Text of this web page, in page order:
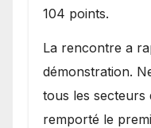
104 points.
La rencontre a
démonstration.
tous les secteurs
remporté le